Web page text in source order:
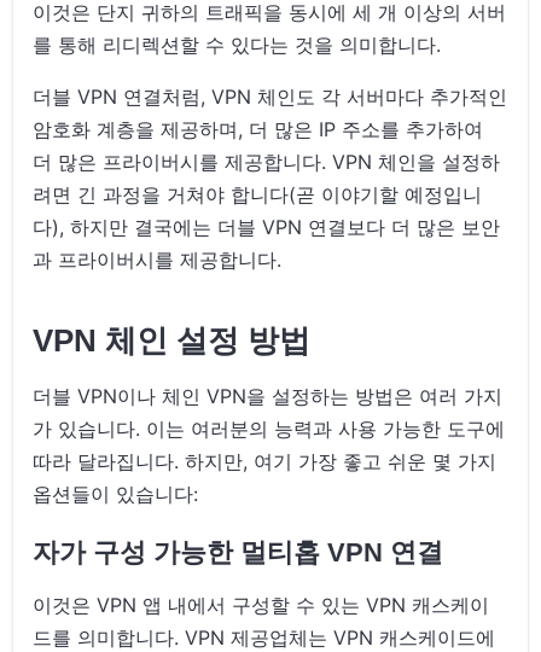
이것은 단지 귀하의 트래픽을 동시에 세 개 이상의 서버
를 통해 리디렉션할 수 있다는 것을 의미합니다.
더블 VPN 연결처럼, VPN 체인도 각 서버마다 추가적인
암호화 계층을 제공하며, 더 많은 IP 주소를 추가하여
더 많은 프라이버시를 제공합니다. VPN 체인을 설정하
려면 긴 과정을 거쳐야 합니다(곧 이야기할 예정입니
다), 하지만 결국에는 더블 VPN 연결보다 더 많은 보안
과 프라이버시를 제공합니다.
VPN 체인 설정 방법
더블 VPN이나 체인 VPN을 설정하는 방법은 여러 가지
가 있습니다. 이는 여러분의 능력과 사용 가능한 도구에
따라 달라집니다. 하지만, 여기 가장 좋고 쉬운 몇 가지
옵션들이 있습니다:
자가 구성 가능한 멀티홉 VPN 연결
이것은 VPN 앱 내에서 구성할 수 있는 VPN 캐스케이
드를 의미합니다. VPN 제공업체는 VPN 캐스케이드에